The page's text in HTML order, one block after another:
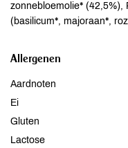
zonnebloemolie* (42,5%),
(basilicum*, majoraan*,
Allergenen
Aardnoten
Ei
Gluten
Lactose